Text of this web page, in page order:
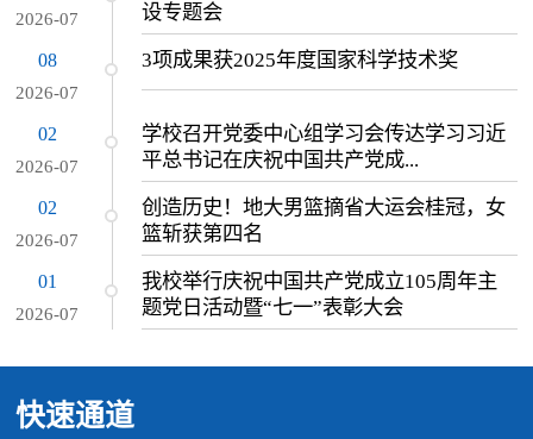
2026-07
设专题会
08
2026-07
3项成果获2025年度国家科学技术奖
02
2026-07
学校召开党委中心组学习会传达学习习近
平总书记在庆祝中国共产党成...
02
2026-07
创造历史！地大男篮摘省大运会桂冠，女
篮斩获第四名
01
2026-07
我校举行庆祝中国共产党成立105周年主
题党日活动暨“七一”表彰大会
快速通道